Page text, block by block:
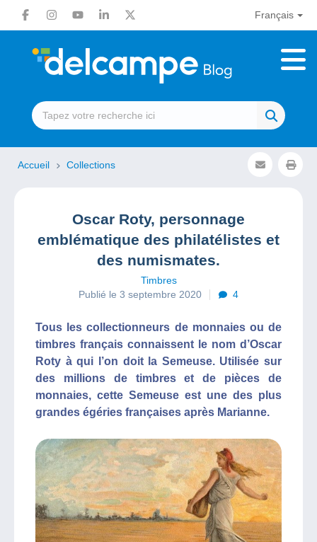
Français
Accueil Collections
Oscar Roty, personnage
emblématique des philatélistes et
des numismates.
Timbres
Publié le 3 septembre 2020
4
Tous les collectionneurs de monnaies ou de
timbres français connaissent le nom d’Oscar
Roty à qui l’on doit la Semeuse. Utilisée sur
des millions de timbres et de pièces de
monnaies, cette Semeuse est une des plus
grandes égéries françaises après Marianne.